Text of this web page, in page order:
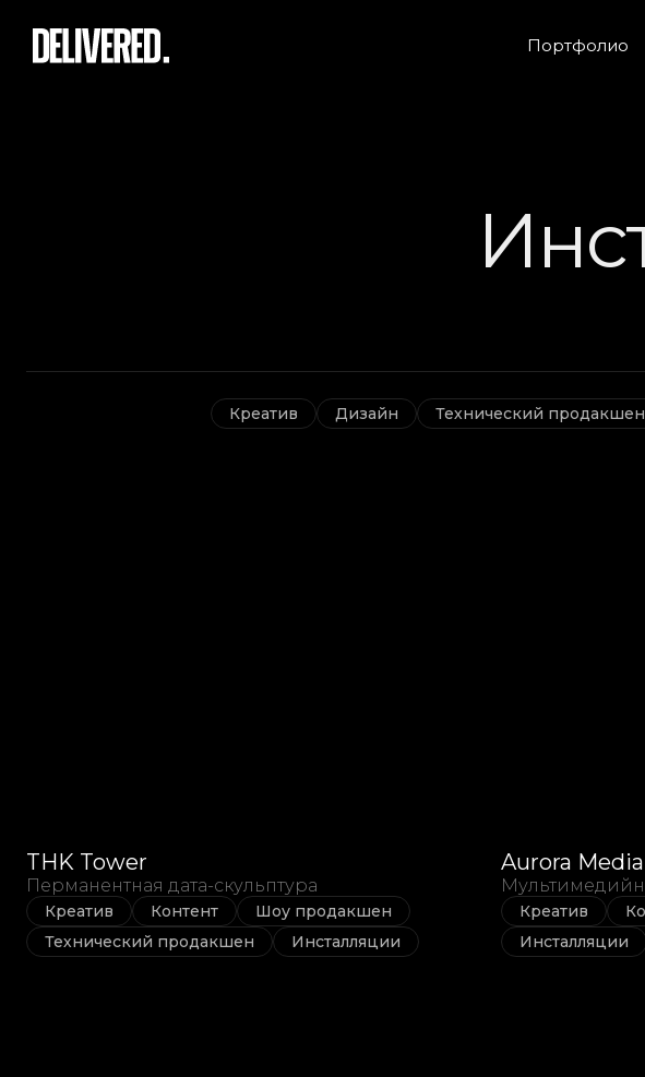
Портфолио
Креатив Дизайн Технический продакшен
THK Tower
Перманентная дата-скульптура
Креатив Контент
Шоу продакшен
Технический продакшен
Инсталляции
Aurora
Креатив
Инсталляции